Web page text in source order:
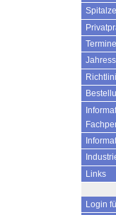
Links
Login